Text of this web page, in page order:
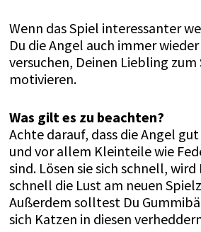
Wenn das Spiel interessanter
Du die Angel auch immer
versuchen, Deinen Liebling zum
motivieren.
Was gilt es zu beachten?
Achte darauf, dass die Angel
und vor allem Kleinteile wie
sind. Lösen sie sich schnell,
schnell die Lust am neuen
Außerdem solltest Du
sich Katzen in diesen